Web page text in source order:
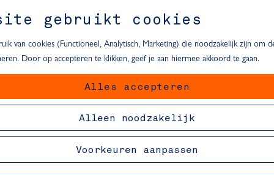
gebruikt cookies
van cookies (Functioneel, Analytisch, Marketing) die noodzakelijk zijn om
Door op accepteren te klikken, geef je aan hiermee akkoord te gaan.
Alles accepteren
Alleen noodzakelijk
Voorkeuren aanpassen
Delft